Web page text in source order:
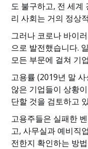
도 불구하고, 전 세계
리 사회는 거의 정상
그러나 코로나 바이
으로 발전했습니다.
모든 부문에 걸쳐 기
고용률 (2019년 말
않은 기업들이 상황
단할 것을 검토하고
고용주들은 실패한
고, 사무실과 예비직
전한지 확인하는 방